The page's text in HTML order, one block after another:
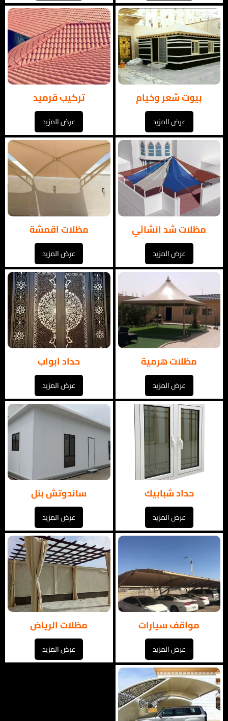
بيوت شعر وخيام
عرض المزيد
تركيب قرميد
عرض المزيد
مظلات شد انشائي
عرض المزيد
مظلات اقمشة
عرض المزيد
مظلات هرمية
عرض المزيد
حداد ابواب
عرض المزيد
حداد شبابيك
عرض المزيد
ساندوتش بنل
عرض المزيد
مواقف سيارات
عرض المزيد
مظلات الرياض
عرض المزيد